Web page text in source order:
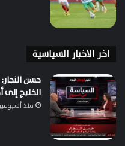
اخر الاخبار السياسية
حسن
الخليج
منذ